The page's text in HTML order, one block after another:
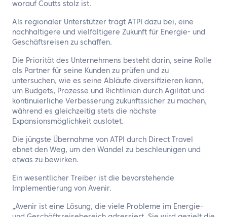
worauf Coutts stolz ist.
Als regionaler Unterstützer trägt ATPI dazu bei, eine
nachhaltigere und vielfältigere Zukunft für Energie- und
Geschäftsreisen zu schaffen.
Die Priorität des Unternehmens besteht darin, seine Rolle
als Partner für seine Kunden zu prüfen und zu
untersuchen, wie es seine Abläufe diversifizieren kann,
um Budgets, Prozesse und Richtlinien durch Agilität und
kontinuierliche Verbesserung zukunftssicher zu machen,
während es gleichzeitig stets die nächste
Expansionsmöglichkeit auslotet.
Die jüngste Übernahme von ATPI durch Direct Travel
ebnet den Weg, um den Wandel zu beschleunigen und
etwas zu bewirken.
Ein wesentlicher Treiber ist die bevorstehende
Implementierung von Avenir.
„Avenir ist eine Lösung, die viele Probleme im Energie-